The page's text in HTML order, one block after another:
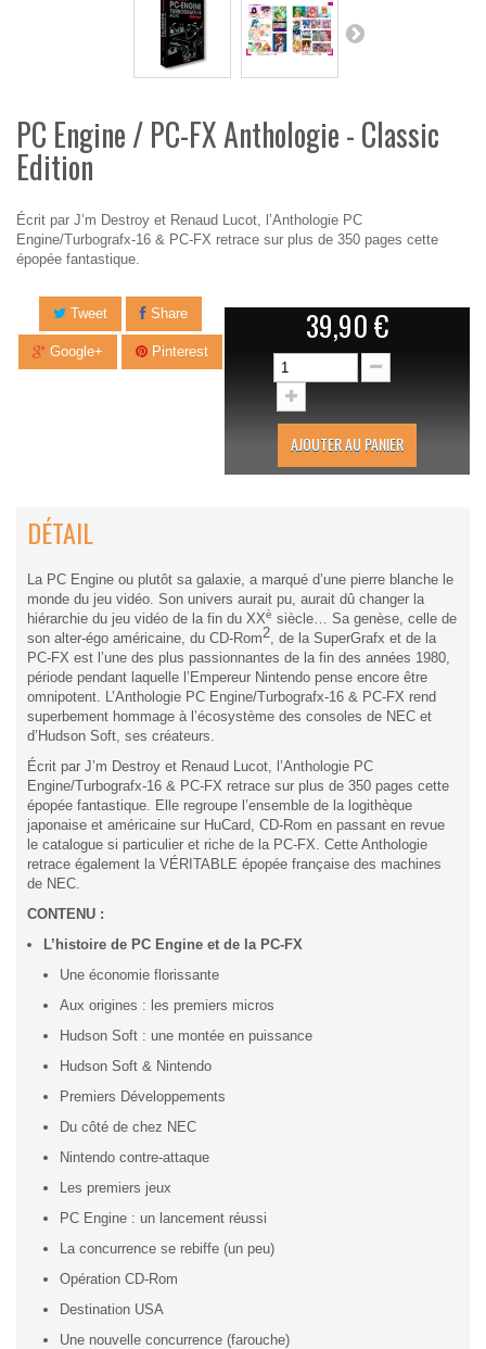
PC Engine / PC-FX Anthologie - Classic
Edition
Écrit par J’m Destroy et Renaud Lucot, l’Anthologie PC
Engine/Turbografx-16 & PC-FX retrace sur plus de 350 pages cette
épopée fantastique.
Tweet Share
Google+ Pinterest
39,90 €
AJOUTER AU PANIER
DÉTAIL
La PC Engine ou plutôt sa galaxie, a marqué d’une pierre blanche le
monde du jeu vidéo. Son univers aurait pu, aurait dû changer la
hiérarchie du jeu vidéo de la fin du XXè siècle… Sa genèse, celle de
son alter-égo américaine, du CD-Rom2 , de la SuperGrafx et de la
PC-FX est l’une des plus passionnantes de la fin des années 1980,
période pendant laquelle l’Empereur Nintendo pense encore être
omnipotent. L’Anthologie PC Engine/Turbografx-16 & PC-FX rend
superbement hommage à l’écosystème des consoles de NEC et
d’Hudson Soft, ses créateurs.
Écrit par J’m Destroy et Renaud Lucot, l’Anthologie PC
Engine/Turbografx-16 & PC-FX retrace sur plus de 350 pages cette
épopée fantastique. Elle regroupe l’ensemble de la logithèque
japonaise et américaine sur HuCard, CD-Rom en passant en revue
le catalogue si particulier et riche de la PC-FX. Cette Anthologie
retrace également la VÉRITABLE épopée française des machines
de NEC.
CONTENU :
L’histoire de PC Engine et de la PC-FX
Une économie florissante
Aux origines : les premiers micros
Hudson Soft : une montée en puissance
Hudson Soft & Nintendo
Premiers Développements
Du côté de chez NEC
Nintendo contre-attaque
Les premiers jeux
PC Engine : un lancement réussi
La concurrence se rebiffe (un peu)
Opération CD-Rom
Destination USA
Une nouvelle concurrence (farouche)